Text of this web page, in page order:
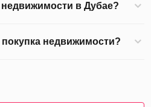
в Дубае?
покупка недвижимости?